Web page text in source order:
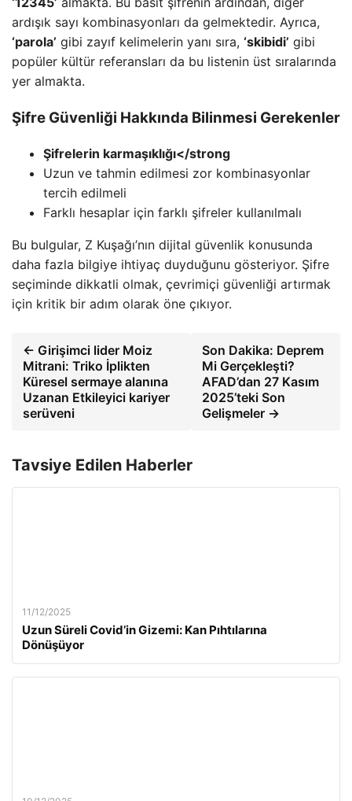
ardışık sayı kombinasyonları da gelmektedir. Ayrıca,
‘parola’ gibi zayıf kelimelerin yanı sıra, ‘skibidi’ gibi
popüler kültür referansları da bu listenin üst sıralarında
yer almakta.
Şifre Güvenliği Hakkında Bilinmesi Gerekenler
Şifrelerin karmaşıklığı</strong
Uzun ve tahmin edilmesi zor kombinasyonlar
tercih edilmeli
Farklı hesaplar için farklı şifreler kullanılmalı
Bu bulgular, Z Kuşağı’nın dijital güvenlik konusunda
daha fazla bilgiye ihtiyaç duyduğunu gösteriyor. Şifre
seçiminde dikkatli olmak, çevrimiçi güvenliği artırmak
için kritik bir adım olarak öne çıkıyor.
← Girişimci lider Moiz
Mitrani: Triko İplikten
Küresel sermaye alanına
Uzanan Etkileyici kariyer
serüveni
Son Dakika: Deprem
Mi Gerçekleşti?
AFAD’dan 27 Kasım
2025’teki Son
Gelişmeler →
Tavsiye Edilen Haberler
11/12/2025
Uzun Süreli Covid’in Gizemi: Kan Pıhtılarına
Dönüşüyor